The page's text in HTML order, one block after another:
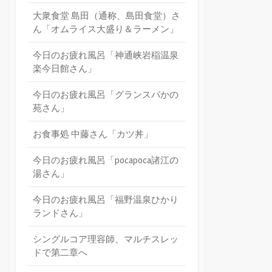
大衆食堂 島田（通称、島田食堂）さ
ん「オムライス大盛り＆ラーメン」
今日のお疲れ風呂「神通峡岩稲温泉
楽今日館さん」
今日のお疲れ風呂「グランスパかの
苑さん」
お食事処 中藤さん「カツ丼」
今日のお疲れ風呂「pocapoca諸江の
湯さん」
今日のお疲れ風呂「福野温泉ひかり
ランドさん」
シングルコア理容師、マルチスレッ
ドで第二章へ